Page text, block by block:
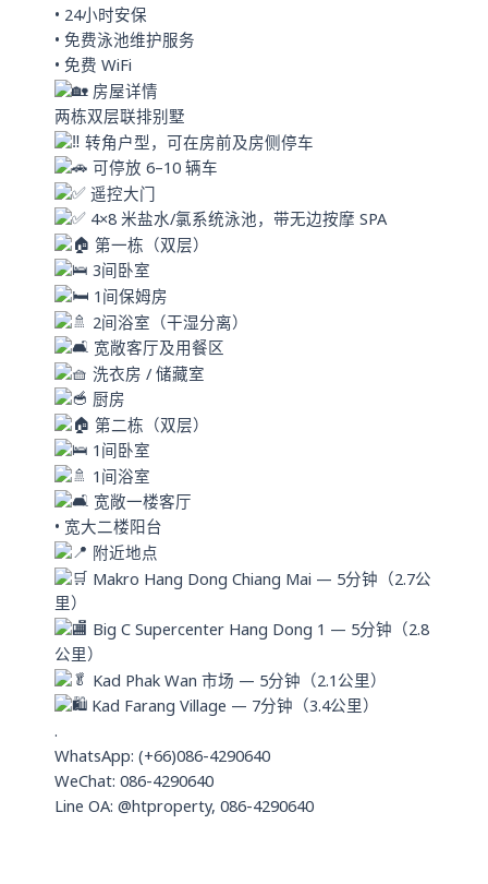
• 24小时安保
• 免费泳池维护服务
• 免费 WiFi
房屋详情
两栋双层联排别墅
转角户型，可在房前及房侧停车
可停放 6–10 辆车
遥控大门
4×8 米盐水/氯系统泳池，带无边按摩 SPA
第一栋（双层）
3间卧室
1间保姆房
2间浴室（干湿分离）
宽敞客厅及用餐区
洗衣房 / 储藏室
厨房
第二栋（双层）
1间卧室
1间浴室
宽敞一楼客厅
• 宽大二楼阳台
附近地点
Makro Hang Dong Chiang Mai — 5分钟（2.7公
里）
Big C Supercenter Hang Dong 1 — 5分钟（2.8
公里）
Kad Phak Wan 市场 — 5分钟（2.1公里）
Kad Farang Village — 7分钟（3.4公里）
.
WhatsApp: (+66)086-4290640
WeChat: 086-4290640
Line OA: @htproperty, 086-4290640